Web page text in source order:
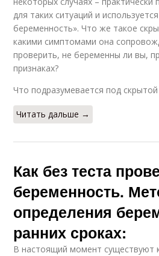
для таких ситуаций и
беременность». Что же такое
какими симптомами она
проверить, не беременны ли вы,
признаках?
Что подразумевается под
Читать дальше →
Как без теста
беременность.
определения
ранних сроках:
В настоящий момент существуют